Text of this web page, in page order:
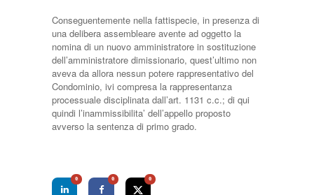
Conseguentemente nella fattispecie, in presenza di
una delibera assembleare avente ad oggetto la
nomina di un nuovo amministratore in sostituzione
dell’amministratore dimissionario, quest’ultimo non
aveva da allora nessun potere rappresentativo del
Condominio, ivi compresa la rappresentanza
processuale disciplinata dall’art. 1131 c.c.; di qui
quindi l’inammissibilita’ dell’appello proposto
avverso la sentenza di primo grado.
0 0 0